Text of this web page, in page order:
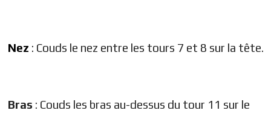
Nez : Couds le nez entre les tours 7 et 8 sur la tête.
Bras : Couds les bras au-dessus du tour 11 sur le